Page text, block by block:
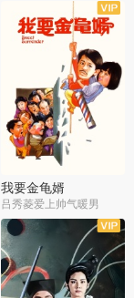
我要金龟婿
吕秀菱爱上帅气暖男